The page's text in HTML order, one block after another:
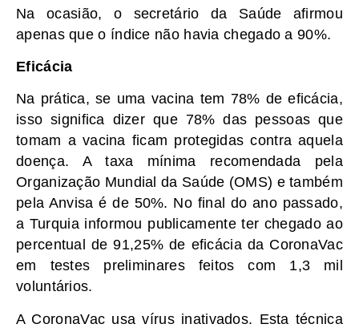
Na ocasião, o secretário da Saúde afirmou
apenas que o índice não havia chegado a 90%.
Eficácia
Na prática, se uma vacina tem 78% de eficácia,
isso significa dizer que 78% das pessoas que
tomam a vacina ficam protegidas contra aquela
doença. A taxa mínima recomendada pela
Organização Mundial da Saúde (OMS) e também
pela Anvisa é de 50%. No final do ano passado,
a Turquia informou publicamente ter chegado ao
percentual de 91,25% de eficácia da CoronaVac
em testes preliminares feitos com 1,3 mil
voluntários.
A CoronaVac usa vírus inativados. Esta técnica